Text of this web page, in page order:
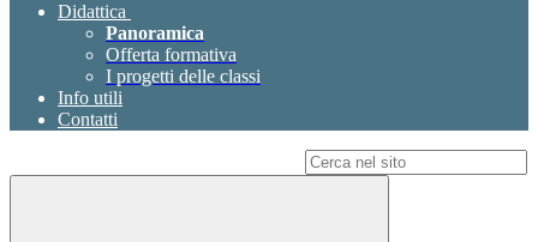
Didattica
Panoramica
Offerta formativa
I progetti delle classi
Info utili
Contatti